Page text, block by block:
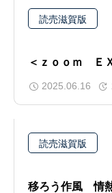
読売滋賀版
＜ｚｏｏｍ Ｅ
2025.06.16
読売滋賀版
移ろう作風 情